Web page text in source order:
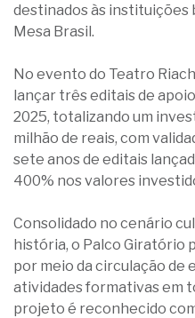
destinados às instituições
Mesa Brasil.
No evento do Teatro
lançar três editais de
2025, totalizando um
milhão de reais, com
sete anos de editais
400% nos valores
Consolidado no cenário
história, o Palco Giratório
por meio da circulação de
atividades formativas em
projeto é reconhecido